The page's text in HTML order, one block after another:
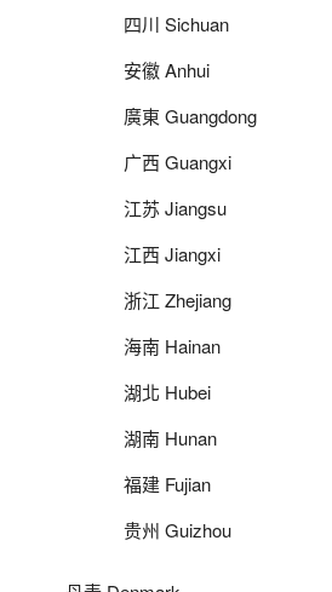
四川 Sichuan
安徽 Anhui
廣東 Guangdong
广西 Guangxi
江苏 Jiangsu
江西 Jiangxi
浙江 Zhejiang
海南 Hainan
湖北 Hubei
湖南 Hunan
福建 Fujian
贵州 Guizhou